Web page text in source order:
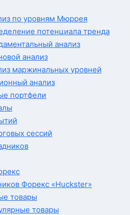
по уровням Мюррея
потенциала тренда
анализ
анализ
маржинальных уровней
анализ
портфели
сессий
Форекс «Huckster»
товары
товары